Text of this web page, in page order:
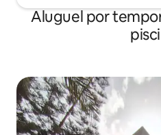
Aluguel por